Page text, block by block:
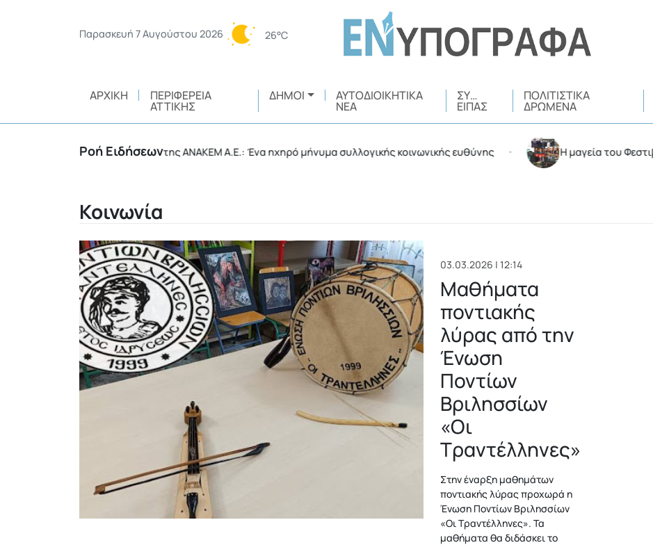
Παρασκευή 7 Αυγούστου 2026 26°C
ΑΡΧΙΚΉ ΠΕΡΙΦΈΡΕΙΑ
ΑΤΤΙΚΉΣ
ΔΉΜΟΙ ΑΥΤΟΔΙΟΙΚΗΤΙΚΆ
ΝΈΑ
ΣΥ…
ΕΊΠΑΣ
ΠΟΛΙΤΙΣΤΙΚΆ
ΔΡΏΜΕΝΑ
Ροή Ειδήσεων
τηλεοπτική καμπάνια της ΑΝΑΚΕΜ Α.Ε.: Ένα ηχηρό μήνυμα συλλογικής κοινωνικής ευθύνης • Η μαγεία του Φεστιβάλ
Κοινωνία
03.03.2026 | 12:14
Μαθήματα
ποντιακής
λύρας από την
Ένωση
Ποντίων
Βριλησσίων
«Οι
Τραντέλληνες»
Στην έναρξη μαθημάτων
ποντιακής λύρας προχωρά η
Ένωση Ποντίων Βριλησσίων
«Οι Τραντέλληνες». Τα
μαθήματα θα διδάσκει το